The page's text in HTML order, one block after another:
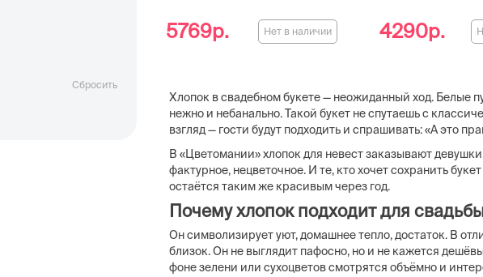
Сбросить
5769р. Нет в наличии 4290р.
Хлопок в свадебном букете — неожиданный ход. Белые
нежно и небанально. Такой букет не спутаешь с
взгляд — гости будут подходить и спрашивать: «А это
В «Цветомании» хлопок для невест заказывают
фактурное, нецветочное. И те, кто хочет сохранить
остаётся таким же красивым через год.
Почему хлопок подходит для
Он символизирует уют, домашнее тепло, достаток. В
близок. Он не выглядит пафосно, но и не кажется
фоне зелени или сухоцветов смотрятся объёмно и